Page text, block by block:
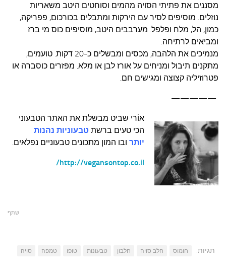
מסננים את פתיתי הסויה מהמים וסוחטים היטב משאריות
נוזלים. מוסיפים לסיר עם הירקות ומתבלים בכורכום, פפריקה,
כמון, הל, מלח ופלפל. מערבבים היטב, מוסיפים כוס מי ברז
ומביאים לרתיחה.
מנמיכים את הלהבה, מכסים ומבשלים כ-20 דקות. טועמים,
מתקנים תיבול ומניחים על אורז לבן או מלא. מפזרים כוסברה או
פטרוזיליה קצוצה ומגישים חם.
—————
אוֹרי שביט מבשלת את האתר הטבעוני
הכי טעים ברשת טבעוניות נהנות
יותר ובו המון מתכונים טבעוניים נפלאים.
http://vegansontop.co.il/
שתף
תגיות: חומוס חלב סויה חלבון טבעונות טופו טמפה סויה